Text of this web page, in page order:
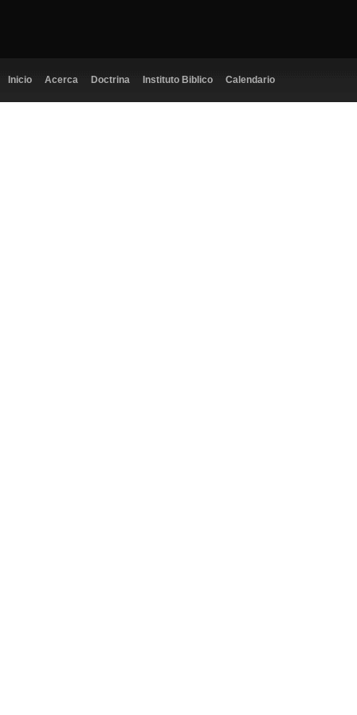
Inicio Acerca Doctrina Instituto Biblico Calendario